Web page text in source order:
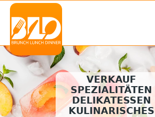
VERKAUF
SPEZIALITÄTEN
DELIKATESSEN
KULINARISCHES